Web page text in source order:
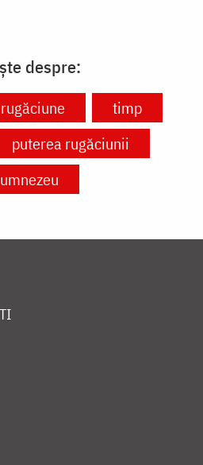
despre:
rugăciune
timp
puterea rugăciunii